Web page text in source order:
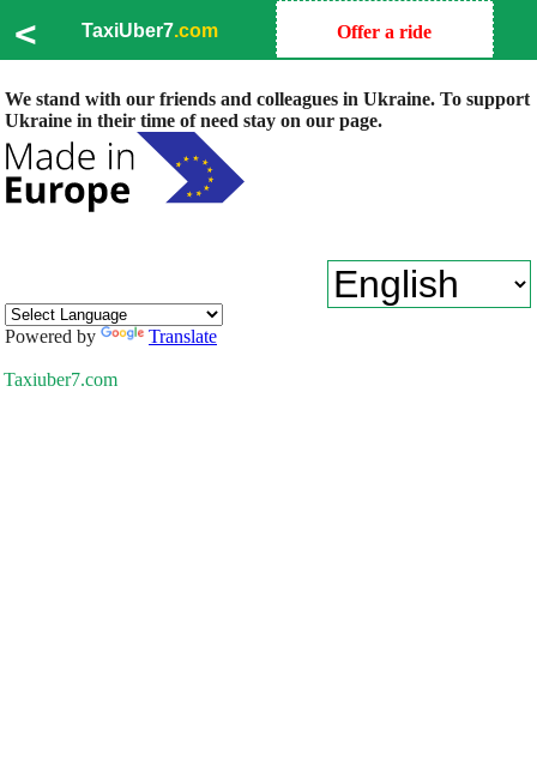
< TaxiUber7.com Offer a ride
We stand with our friends and colleagues in Ukraine. To support
Ukraine in their time of need stay on our page.
Powered by Translate
Taxiuber7.com